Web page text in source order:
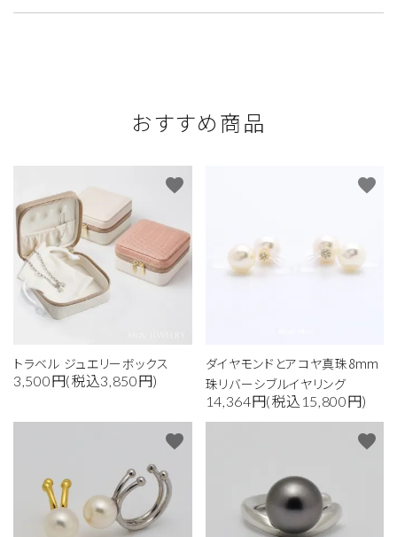
おすすめ商品
トラベル ジュエリーボックス
3,500円(税込3,850円)
favorite
ダイヤモンドとアコヤ真珠8mm
珠リバーシブルイヤリング
14,364円(税込15,800円)
favorite
favorite favorite